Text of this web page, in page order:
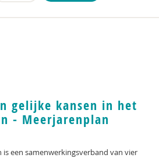
gelijke kansen in het
- Meerjarenplan
is een samenwerkingsverband van vier